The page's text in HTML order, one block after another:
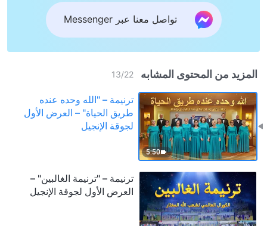
تواصل معنا عبر Messenger
المزيد من المحتوى المشابه 13/22
5:50
ترنيمة – "الله وحده عنده
طريق الحياة" – العرض الأول
لجوقة الإنجيل
ترنيمة – "ترنيمة الغالبين" –
العرض الأول لجوقة الإنجيل